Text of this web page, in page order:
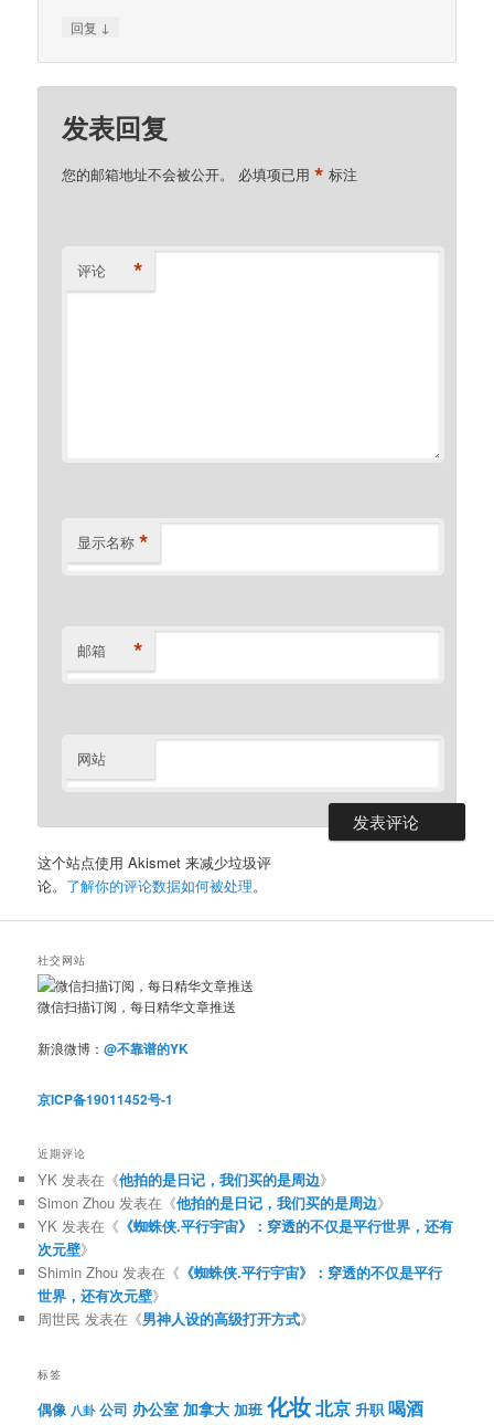
回复 ↓
发表回复
您的邮箱地址不会被公开。 必填项已用* 标注
评论 *
显示名称 *
邮箱 *
网站
这个站点使用 Akismet 来减少垃圾评
论。 了解你的评论数据如何被处理。
社交网站
微信扫描订阅，每日精华文章推送
新浪微博：@不靠谱的YK
京ICP备19011452号-1
近期评论
YK 发表在《他拍的是日记，我们买的是周边》
Simon Zhou 发表在《他拍的是日记，我们买的是周边》
YK 发表在《 《蜘蛛侠.平行宇宙》：穿透的不仅是平行世界，还有
次元壁》
Shimin Zhou 发表在《 《蜘蛛侠.平行宇宙》：穿透的不仅是平行
世界，还有次元壁》
周世民 发表在《男神人设的高级打开方式》
标签
偶像 八卦 公司 办公室 加拿大 加班 化妆北京 升职 喝酒